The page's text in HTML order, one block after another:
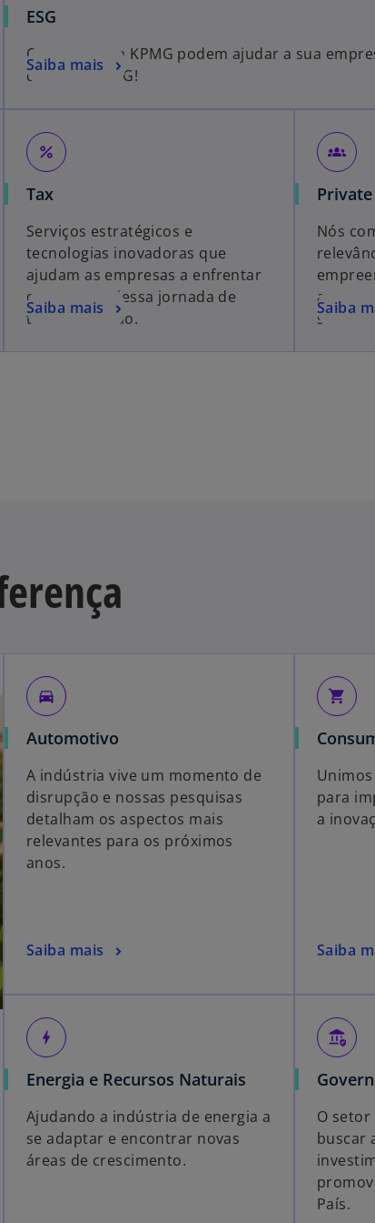
ESG
Osexperts
da KPMG podem ajudar a sua
da agenda ESG!
Saiba mais
percent
Tax
Serviços estratégicos e
tecnologias inovadoras que
ajudam as empresas a enfrentar
os desafios dessa jornada de
transformação.
Saiba mais
groups_2
Nós
ajudar
Saiba
directions_car
Automotivo
A indústria vive um momento de
disrupção e nossas pesquisas
detalham os aspectos mais
relevantes para os próximos
anos.
Saiba mais
bolt
Energia e Recursos Naturais
Ajudando a indústria de energia a
se adaptar e encontrar novas
áreas de crescimento.
shopping_cart
para
a
Saiba
assured_workload
O
buscar
País.